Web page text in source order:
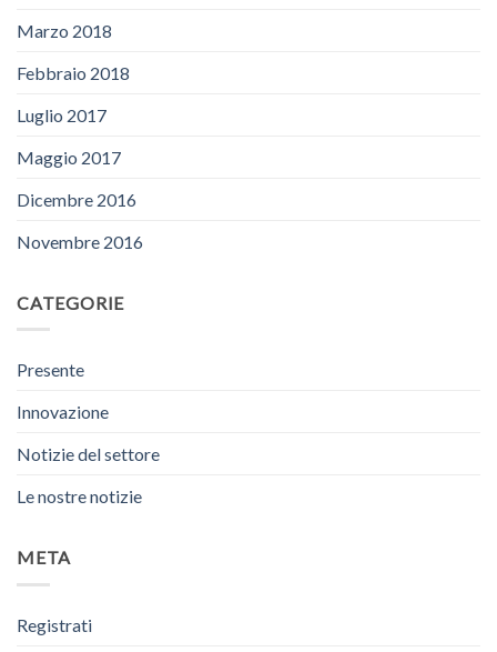
Marzo 2018
Febbraio 2018
Luglio 2017
Maggio 2017
Dicembre 2016
Novembre 2016
CATEGORIE
Presente
Innovazione
Notizie del settore
Le nostre notizie
META
Registrati